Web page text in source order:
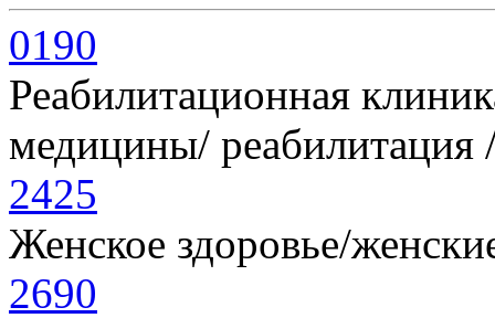
0190
Реабилитационная
медицины/ реабилитация
2425
Женское здоровье/
2690